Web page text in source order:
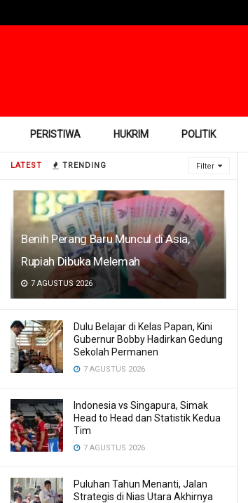
LATEST TRENDING Filter
Benih Perang Baru Muncul di Asia,
Rupiah Dibuka Melemah
7 AGUSTUS 2026
Dulu Belajar di Kelas Papan, Kini
Gubernur Bobby Hadirkan Gedung
Sekolah Permanen
7 AGUSTUS 2026
Indonesia vs Singapura, Simak
Head to Head dan Statistik Kedua
Tim
7 AGUSTUS 2026
Puluhan Tahun Menanti, Jalan
Strategis di Nias Utara Akhirnya
PERISTIWA HUKRIM POLITIK